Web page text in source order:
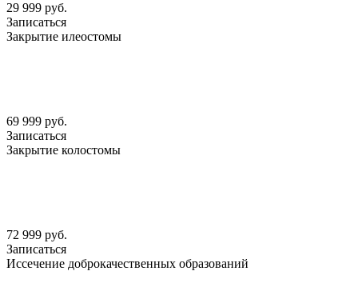
29 999 руб.
Записаться
Закрытие илеостомы
69 999 руб.
Записаться
Закрытие колостомы
72 999 руб.
Записаться
Иссечение доброкачественных образований